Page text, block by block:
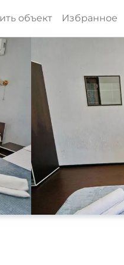
объект Избранное